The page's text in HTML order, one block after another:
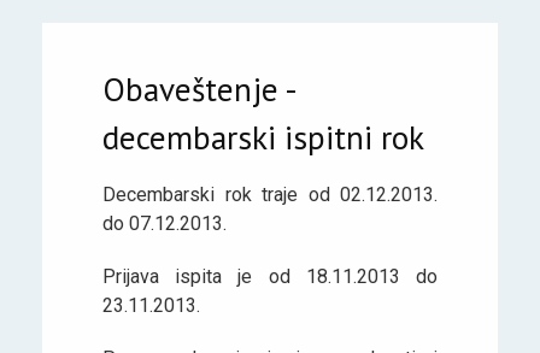
Obaveštenje -
decembarski ispitni rok
Decembarski rok traje od 02.12.2013.
do 07.12.2013.
Prijava ispita je od 18.11.2013 do
23.11.2013.